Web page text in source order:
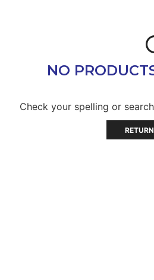
NO
Check your spelling or